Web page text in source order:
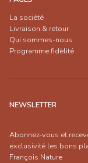
La société
Livraison & retour
Qui sommes-nous
Programme fidèlité
NEWSLETTER
Abonnez-vous et
exclusivité les bons
François Nature